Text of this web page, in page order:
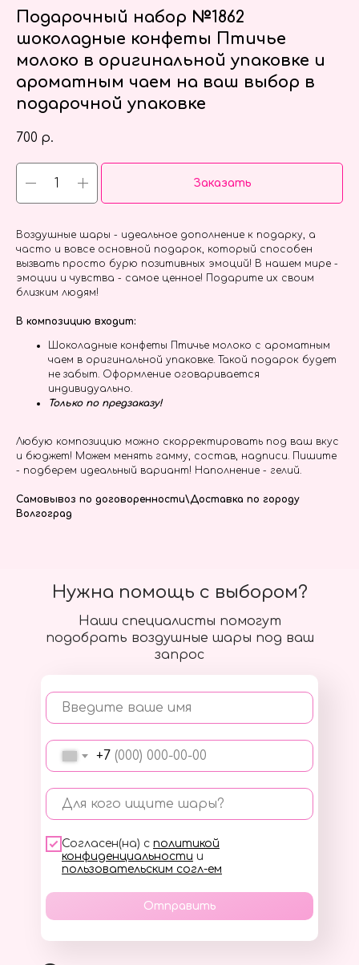
Подарочный набор №1862
шоколадные конфеты Птичье
молоко в оригинальной упаковке и
ароматным чаем на ваш выбор в
подарочной упаковке
700 р.
Заказать
Воздушные шары - идеальное дополнение к подарку, а
часто и вовсе основной подарок, который способен
вызвать просто бурю позитивных эмоций! В нашем мире -
эмоции и чувства - самое ценное! Подарите их своим
близким людям!
В композицию входит:
Шоколадные конфеты Птичье молоко с ароматным
чаем в оригинальной упаковке. Такой подарок будет
не забыт. Оформление оговаривается
индивидуально.
Только по предзаказу!
Любую композицию можно скорректировать под ваш вкус
и бюджет! Можем менять гамму, состав, надписи. Пишите
- подберем идеальный вариант! Наполнение - гелий.
Самовывоз по договоренности\Доставка по городу
Волгоград
Наши специалисты помогут
подобрать воздушные шары под ваш
запрос
Введите ваше имя
+7
Для кого ищите шары?
Согласен(на) с политикой
конфиденциальности и
пользовательским согл-ем
Отправить
Нужна помощь с выбором?